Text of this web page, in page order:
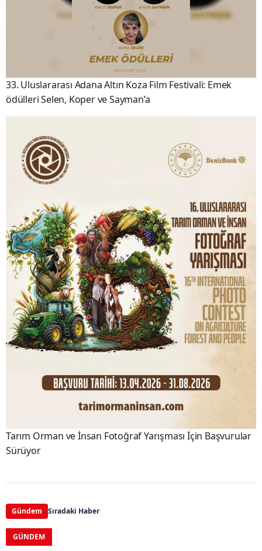
33. Uluslararası Adana Altın Koza Film Festivali: Emek
ödülleri Selen, Koper ve Sayman’a
Tarım Orman ve İnsan Fotoğraf Yarışması İçin Başvurular
Sürüyor
Gündem Sıradaki Haber
GÜNDEM